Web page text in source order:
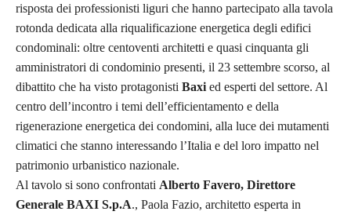
risposta dei professionisti liguri che hanno partecipato alla tavola
rotonda dedicata alla riqualificazione energetica degli edifici
condominali: oltre centoventi architetti e quasi cinquanta gli
amministratori di condominio presenti, il 23 settembre scorso, al
dibattito che ha visto protagonisti Baxi ed esperti del settore. Al
centro dell’incontro i temi dell’efficientamento e della
rigenerazione energetica dei condomini, alla luce dei mutamenti
climatici che stanno interessando l’Italia e del loro impatto nel
patrimonio urbanistico nazionale.
Al tavolo si sono confrontati Alberto Favero, Direttore
Generale BAXI S.p.A., Paola Fazio, architetto esperta in